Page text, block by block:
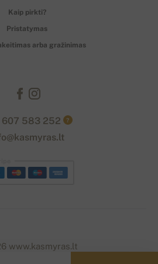
Kaip pirkti?
Pristatymas
arba gražinimas
607 583 252 ?
www.kasmyras.lt